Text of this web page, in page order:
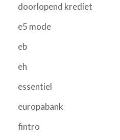
doorlopend krediet
e5 mode
eb
eh
essentiel
europabank
fintro